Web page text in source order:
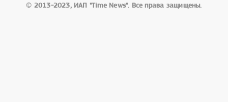
© 2013-2023, ИАП "Time News". Все права защищены.